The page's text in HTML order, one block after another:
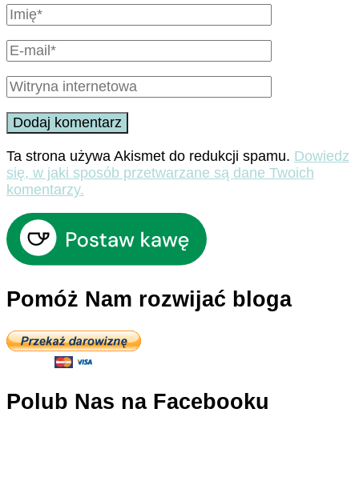
Ta strona używa Akismet do redukcji spamu. Dowiedz
się, w jaki sposób przetwarzane są dane Twoich
komentarzy.
Pomóż Nam rozwijać bloga
Polub Nas na Facebooku